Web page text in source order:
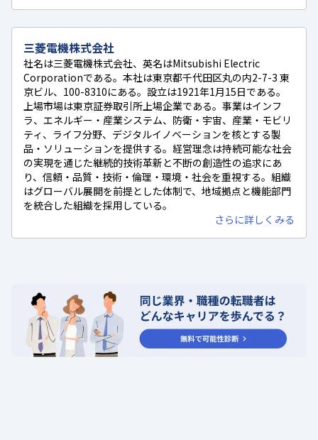
三菱電機株式会社
社名は三菱電機株式会社、英名はMitsubishi Electric
Corporationである。本社は東京都千代田区丸の内2-7-3 東
京ビル、100-8310にある。設立は1921年1月15日である。
上場市場は東京証券取引所上場企業である。事業はインフ
ラ、エネルギー・産業システム、防衛・宇宙、産業・モビリ
ティ、ライフ分野、デジタルイノベーションを核とする製
品・ソリューションを提供する。経営理念は持続可能な社会
の実現を通じた継続的技術革新と不断の創造性の追求にあ
り、信頼・品質・技術・倫理・環境・社会を重視する。組織
はグローバル展開を前提とした体制で、地域拠点と機能部門
を統合した組織を採用している。
さらに詳しくみる